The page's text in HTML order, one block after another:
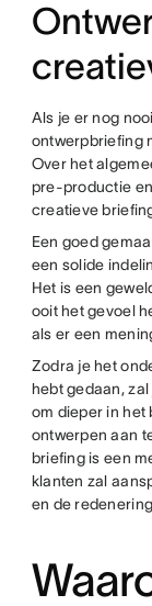
Als je er nog
ontwerpbriefing
Over het
pre-productie
creatieve
Een goed
een solide
Het is een
ooit het gevoel
als er een
Zodra je het
hebt gedaan,
om dieper in het
ontwerpen aan
briefing is een
klanten zal
en de